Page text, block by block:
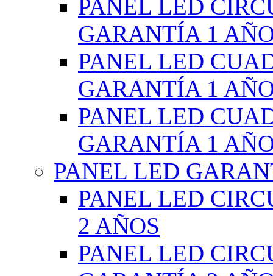
PANEL LED
GARANTÍA 1
PANEL LED
GARANTÍA 1
PANEL LED
GARANTÍA 1
PANEL LED
PANEL LED
2 AÑOS
PANEL LED